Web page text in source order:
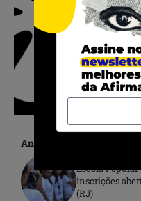
Anterior
Escola
inscrições
(RJ)